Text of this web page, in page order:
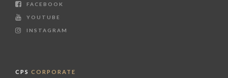
FACEBOOK
YOUTUBE
INSTAGRAM
CPS CORPORATE